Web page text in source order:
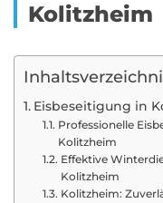
Kolitzheim
Eisbeseitigung in
Professionelle
Kolitzheim
Effektive
Kolitzheim
Kolitzheim: